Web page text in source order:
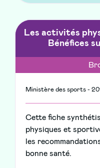
Les activités
Bénéfices
Ministère des sports -
Cette fiche
physiques et
les
bonne santé.